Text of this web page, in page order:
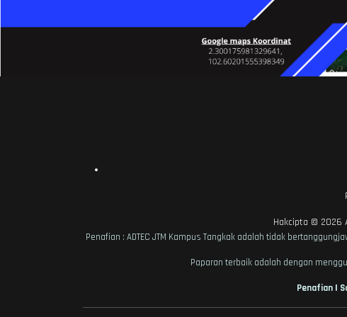
Hakcipta © 2026
Penafian : ADTEC JTM Kampus Tangkak adalah tidak
Paparan terbaik adalah dengan
Penafian |